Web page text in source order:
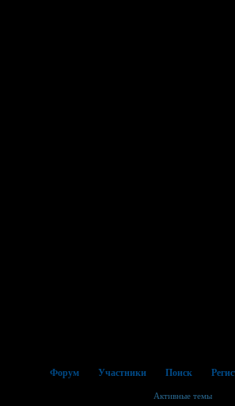
Форум Участники Поиск
Активные темы